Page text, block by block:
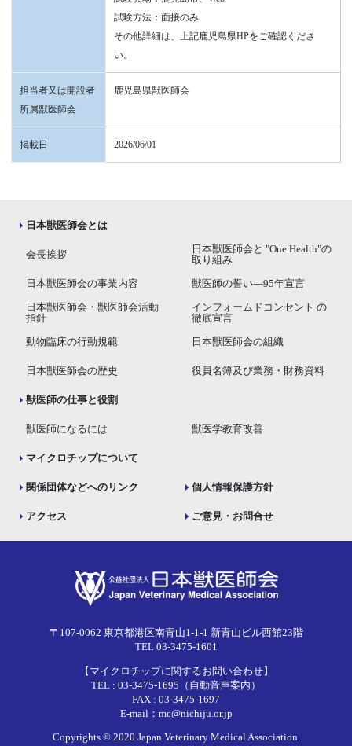
試験方法：面接のみ
その他詳細は、上記鹿児島県HPをご確認くださ
い。
担当者又は開設者
所属獣医師会
鹿児島県獣医師会
掲載日 2026/06/01
日本獣医師会とは
会長挨拶
日本獣医師会と "One Health"の
取り組み
日本獣医師会の事業内容 獣医師の誓い―95年宣言
日本獣医師会・獣医師会活動
指針
インフォームドコンセント の
徹底宣言
動物臨床の行動規範 日本獣医師会の組織
日本獣医師会の歴史 役員名簿及び業務・財務資料
獣医師の仕事と役割
獣医師になるには 獣医学教育改善
マイクロチップについて
関係団体などへのリンク 個人情報保護方針
アクセス ご意見・お問合せ
〒107-0062 東京都港区南青山1-1-1 新青山ビル西館23階
TEL 03-3475-1601
【マイクロチップに関するお問い合わせ】
TEL : 03-3475-1695（自動音声案内）
FAX : 03-3475-1697
E-mail：mc@nichiju.or.jp
Copyrights © 2020 Japan Veterinary Medical Association.